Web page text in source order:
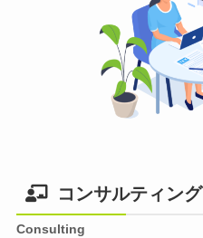
コンサルティング
Consulting